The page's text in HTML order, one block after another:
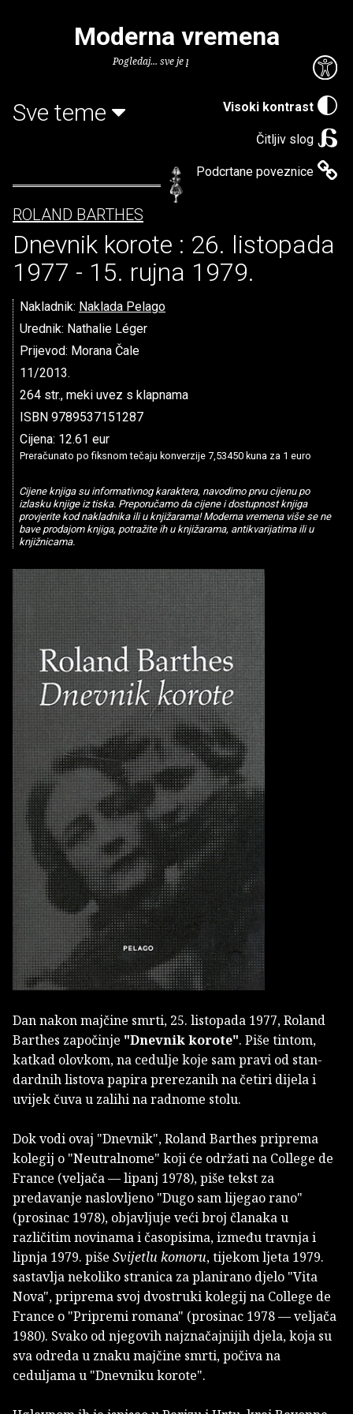
Visoki kontrast
Čitljiv slog
Podcrtane poveznice
Moderna vremena
Pogledaj... sve je puno knjiga.
Sve teme
ROLAND BARTHES
Dnevnik korote : 26. listopada
1977 - 15. rujna 1979.
Nakladnik: Naklada Pelago
Urednik: Nathalie Léger
Prijevod: Morana Čale
11/2013.
264 str., meki uvez s klapnama
ISBN 9789537151287
Cijena: 12.61 eur
Preračunato po fiksnom tečaju konverzije 7,53450 kuna za 1 euro
Cijene knjiga su informativnog karaktera, navodimo prvu cijenu po
izlasku knjige iz tiska. Preporučamo da cijene i dostupnost knjiga
provjerite kod nakladnika ili u knjižarama! Moderna vremena više se ne
bave prodajom knjiga, potražite ih u knjižarama, antikvarijatima ili u
knjižnicama.
Dan nakon majčine smrti, 25. listopada 1977, Roland
Barthes započinje "Dnevnik korote". Piše tintom,
katkad olovkom, na cedulje koje sam pravi od stan­
dardnih listova papira prerezanih na četiri dijela i
uvijek čuva u zalihi na radnome stolu.
Dok vodi ovaj "Dnevnik", Roland Barthes priprema
kolegij o "Neutralnome" koji će održati na College de
France (veljača — lipanj 1978), piše tekst za
predavanje naslovljeno "Dugo sam lijegao rano"
(prosinac 1978), objavljuje veći broj članaka u
različitim novinama i časopisima, između travnja i
lipnja 1979. piše Svijetlu komoru, tijekom ljeta 1979.
sastavlja nekoliko stranica za planirano djelo "Vita
Nova", priprema svoj dvostru­ki kolegij na College de
France o "Pripremi romana" (prosinac 1978 — veljača
1980). Svako od njegovih naj­značajnijih djela, koja su
sva odreda u znaku majčine smrti, počiva na
ceduljama u "Dnevniku korote".